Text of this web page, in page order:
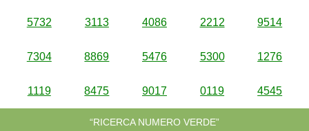
5732 3113 4086 2212 9514
7304 8869 5476 5300 1276
1119 8475 9017 0119 4545
“RICERCA NUMERO VERDE”